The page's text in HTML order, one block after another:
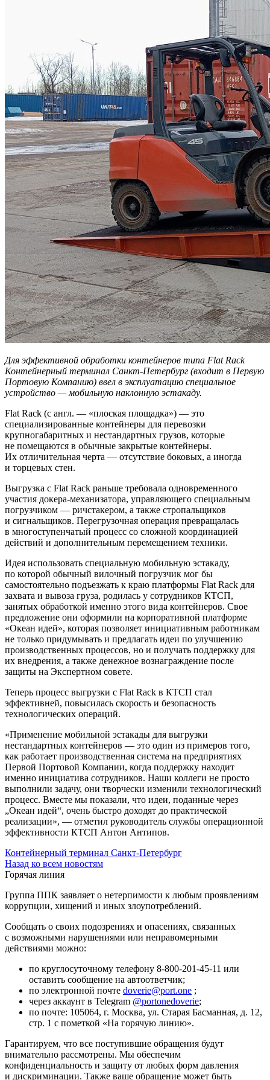
Для эффективной обработки контейнеров типа Flat Rack
Контейнерный терминал Санкт-Петербург (входит в Первую
Портовую Компанию) ввел в эксплуатацию специальное
устройство — мобильную наклонную эстакаду.
Flat Rack (с англ. — «плоская площадка») — это
специализированные контейнеры для перевозки
крупногабаритных и нестандартных грузов, которые
не помещаются в обычные закрытые контейнеры.
Их отличительная черта — отсутствие боковых, а иногда
и торцевых стен.
Выгрузка с Flat Rack раньше требовала одновременного
участия докера-механизатора, управляющего специальным
погрузчиком — ричстакером, а также стропальщиков
и сигнальщиков. Перегрузочная операция превращалась
в многоступенчатый процесс со сложной координацией
действий и дополнительным перемещением техники.
Идея использовать специальную мобильную эстакаду,
по которой обычный вилочный погрузчик мог бы
самостоятельно подъезжать к краю платформы Flat Rack для
захвата и вывоза груза, родилась у сотрудников КТСП,
занятых обработкой именно этого вида контейнеров. Свое
предложение они оформили на корпоративной платформе
«Океан идей», которая позволяет инициативным работникам
не только придумывать и предлагать идеи по улучшению
производственных процессов, но и получать поддержку для
их внедрения, а также денежное вознаграждение после
защиты на Экспертном совете.
Теперь процесс выгрузки с Flat Rack в КТСП стал
эффективней, повысилась скорость и безопасность
технологических операций.
«Применение мобильной эстакады для выгрузки
нестандартных контейнеров — это один из примеров того,
как работает производственная система на предприятиях
Первой Портовой Компании, когда поддержку находит
именно инициатива сотрудников. Наши коллеги не просто
выполнили задачу, они творчески изменили технологический
процесс. Вместе мы показали, что идеи, поданные через
„Океан идей“, очень быстро доходят до практической
реализации», — отметил руководитель службы операционной
эффективности КТСП Антон Антипов.
Контейнерный терминал Санкт-Петербург
Назад ко всем новостям
Горячая линия
Группа ППК заявляет о нетерпимости к любым проявлениям
коррупции, хищений и иных злоупотреблений.
Сообщать о своих подозрениях и опасениях, связанных
с возможными нарушениями или неправомерными
действиями можно:
по круглосуточному телефону 8-800-201-45-11 или
оставить сообщение на автоответчик;
по электронной почте doverie@port.one ;
через аккаунт в Telegram @portonedoverie;
по почте: 105064, г. Москва, ул. Старая Басманная, д. 12,
стр. 1 с пометкой «На горячую линию».
Гарантируем, что все поступившие обращения будут
внимательно рассмотрены. Мы обеспечим
конфиденциальность и защиту от любых форм давления
и дискриминации. Также ваше обращение может быть